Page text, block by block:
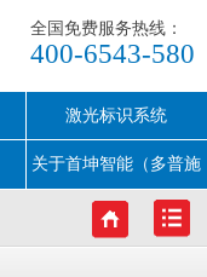
全国免费服务热线：
400-6543-580
激光标识系统
关于首坤智能（多普施
激光）